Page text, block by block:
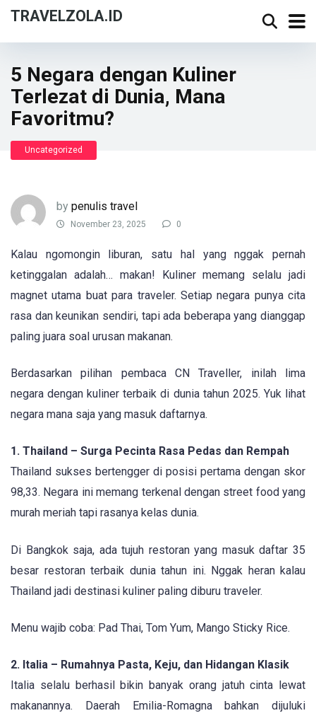
TRAVELZOLA.ID
5 Negara dengan Kuliner
Terlezat di Dunia, Mana
Favoritmu?
Uncategorized
by penulis travel
November 23, 2025 0
Kalau ngomongin liburan, satu hal yang nggak pernah
ketinggalan adalah… makan! Kuliner memang selalu jadi
magnet utama buat para traveler. Setiap negara punya cita
rasa dan keunikan sendiri, tapi ada beberapa yang dianggap
paling juara soal urusan makanan.
Berdasarkan pilihan pembaca CN Traveller, inilah lima
negara dengan kuliner terbaik di dunia tahun 2025. Yuk lihat
negara mana saja yang masuk daftarnya.
1. Thailand – Surga Pecinta Rasa Pedas dan Rempah
Thailand sukses bertengger di posisi pertama dengan skor
98,33. Negara ini memang terkenal dengan street food yang
murah meriah tapi rasanya kelas dunia.
Di Bangkok saja, ada tujuh restoran yang masuk daftar 35
besar restoran terbaik dunia tahun ini. Nggak heran kalau
Thailand jadi destinasi kuliner paling diburu traveler.
Menu wajib coba: Pad Thai, Tom Yum, Mango Sticky Rice.
2. Italia – Rumahnya Pasta, Keju, dan Hidangan Klasik
Italia selalu berhasil bikin banyak orang jatuh cinta lewat
makanannya. Daerah Emilia-Romagna bahkan dijuluki